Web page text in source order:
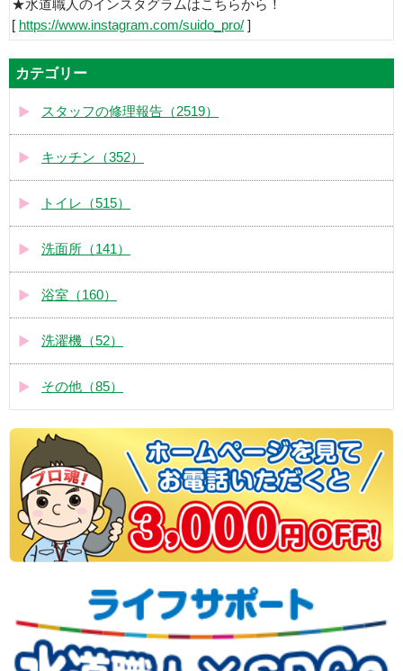
★水道職人のインスタグラムはこちらから！
[ https://www.instagram.com/suido_pro/ ]
カテゴリー
スタッフの修理報告（2519）
キッチン（352）
トイレ（515）
洗面所（141）
浴室（160）
洗濯機（52）
その他（85）